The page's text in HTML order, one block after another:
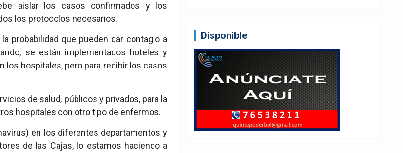
aislar los casos confirmados y los
los protocolos necesarios.
probabilidad que pueden dar contagio a
se están implementados hoteles y
los hospitales, pero para recibir los casos
de salud, públicos y privados, para la
hospitales con otro tipo de enfermos.
en los diferentes departamentos y
de las Cajas, lo estamos haciendo a
Disponible